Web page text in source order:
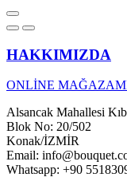
HAKKIMIZDA
ONLİNE
Alsancak Mahallesi
Blok No: 20/502
Konak/İZMİR
Email:
Whatsapp: +90